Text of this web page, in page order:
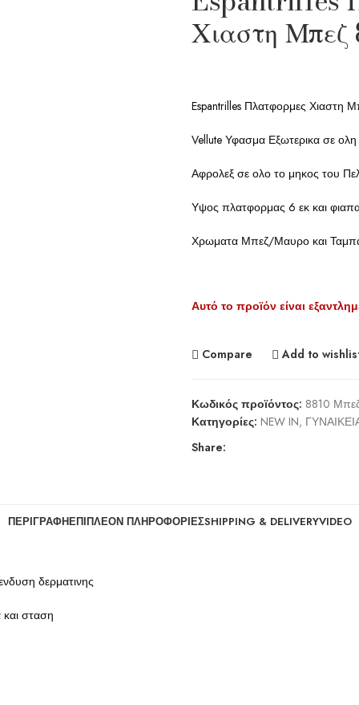
Χιαστη Μπεζ
Espantrilles Πλατφορμες Χιαστη
Vellute Υφασμα Εξωτερικα σε
Αφρολεξ σε ολο το μηκος του
Υψος πλατφορμας 6 εκ και
Χρωματα Μπεζ/Μαυρο και
Αυτό το προϊόν είναι
Compare Add to
Κωδικός προϊόντος: 8810
Κατηγορίες: NEW IN,
Share:
ΠΕΡΙΓΡΑΦΉΕΠΙΠΛΈΟΝ ΠΛΗΡΟΦΟΡΊΕΣSHIPPING & DELIVERYVIDEO
δερματινης
σταση